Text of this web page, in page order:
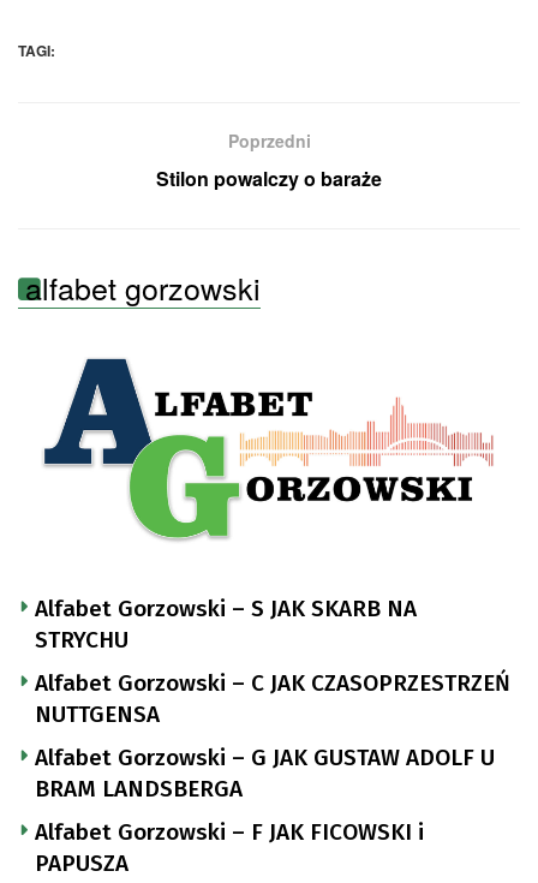
TAGI:
Poprzedni
Stilon powalczy o baraże
alfabet gorzowski
Alfabet Gorzowski – S JAK SKARB NA
STRYCHU
Alfabet Gorzowski – C JAK CZASOPRZESTRZEŃ
NUTTGENSA
Alfabet Gorzowski – G JAK GUSTAW ADOLF U
BRAM LANDSBERGA
Alfabet Gorzowski – F JAK FICOWSKI i
PAPUSZA